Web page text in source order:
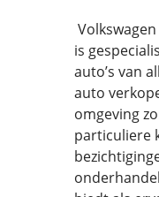
is
auto’s van
auto
omgeving
particuliere